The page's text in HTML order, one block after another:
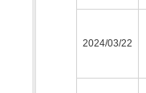
2024/03/22